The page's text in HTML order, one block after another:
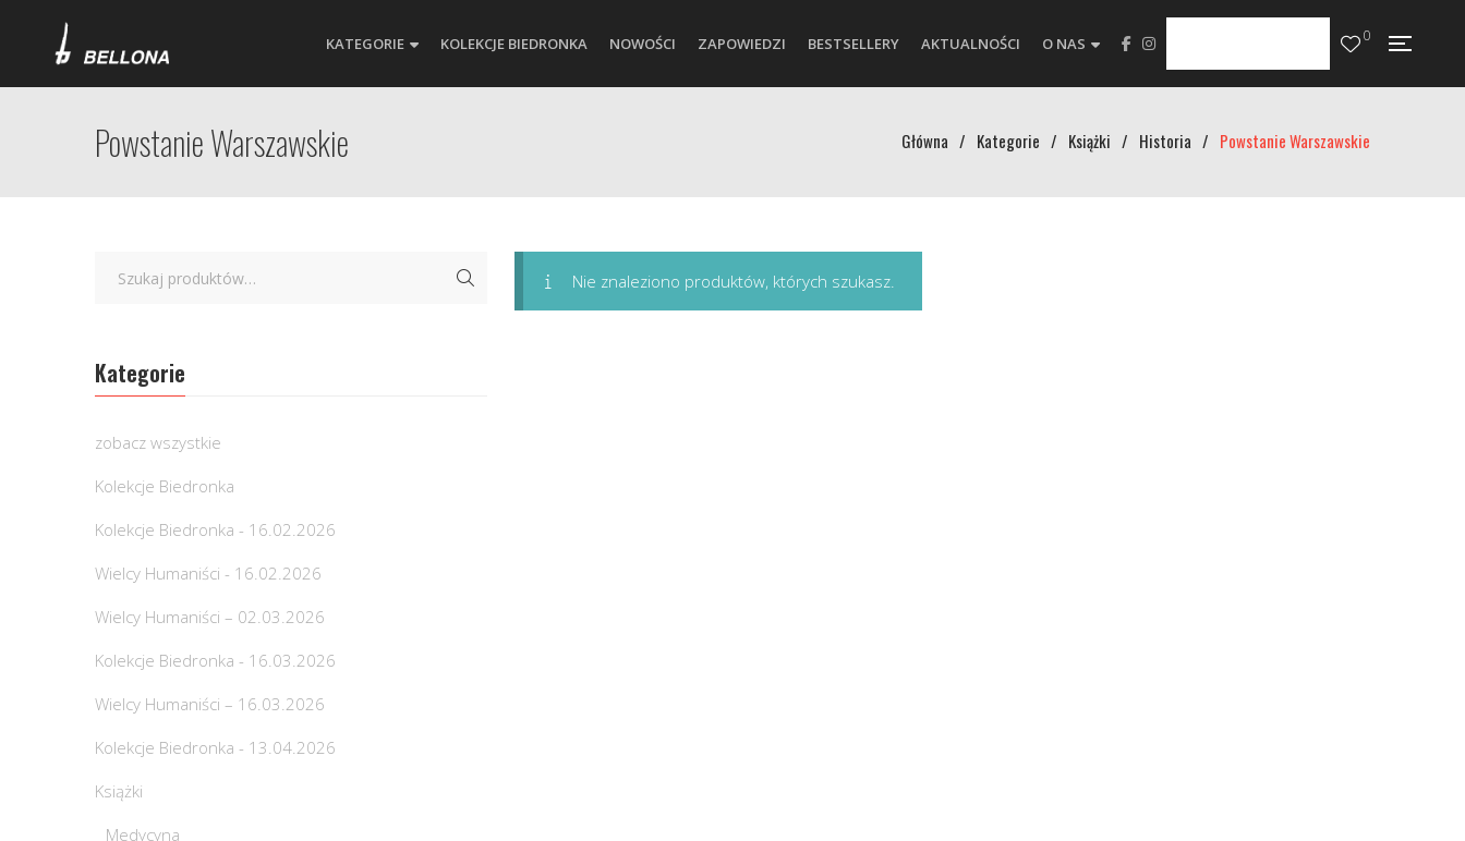
KATEGORIE KOLEKCJE BIEDRONKA NOWOŚCI ZAPOWIEDZI BESTSELLERY AKTUALNOŚCI O NAS 0
Powstanie Warszawskie Główna / Kategorie / Książki / Historia / Powstanie Warszawskie
Nie znaleziono produktów, których szukasz.
Kategorie
zobacz wszystkie
Kolekcje Biedronka
Kolekcje Biedronka - 16.02.2026
Wielcy Humaniści - 16.02.2026
Wielcy Humaniści – 02.03.2026
Kolekcje Biedronka - 16.03.2026
Wielcy Humaniści – 16.03.2026
Kolekcje Biedronka - 13.04.2026
Książki
Medycyna